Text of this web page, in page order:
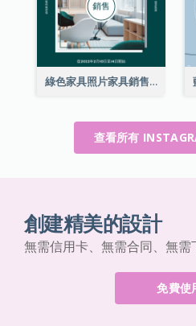
綠色家具照片家具銷售Instagram帖子
查看所有
創建精美的設計
無需信用卡、無需合同、無需
免費使